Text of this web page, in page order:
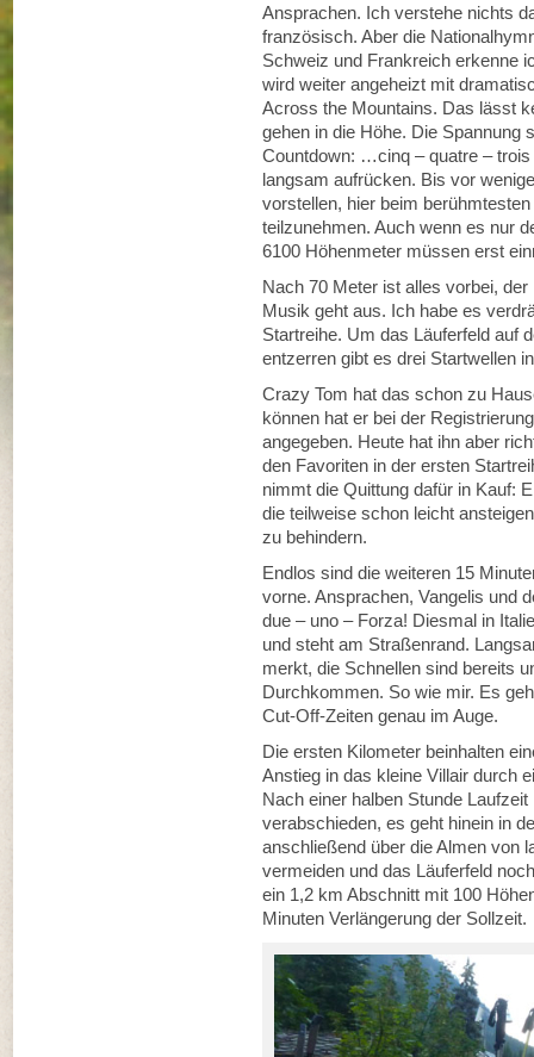
Ansprachen. Ich verstehe nichts
französisch. Aber die
Schweiz und Frankreich erkenne
wird weiter angeheizt mit
Across the Mountains. Das lässt
gehen in die Höhe. Die Spannung
Countdown: …cinq – quatre – trois
langsam aufrücken. Bis vor
vorstellen, hier beim
teilzunehmen. Auch wenn es nur
6100 Höhenmeter müssen erst
Nach 70 Meter ist alles vorbei,
Musik geht aus. Ich habe es
Startreihe. Um das Läuferfeld auf
entzerren gibt es drei Startwellen
Crazy Tom hat das schon zu
können hat er bei der
angegeben. Heute hat ihn aber
den Favoriten in der ersten
nimmt die Quittung dafür in Kauf:
die teilweise schon leicht
zu behindern.
Endlos sind die weiteren 15
vorne. Ansprachen, Vangelis und
due – uno – Forza! Diesmal in
und steht am Straßenrand.
merkt, die Schnellen sind bereits
Durchkommen. So wie mir. Es
Cut-Off-Zeiten genau im Auge.
Die ersten Kilometer beinhalten
Anstieg in das kleine Villair durch
Nach einer halben Stunde
verabschieden, es geht hinein in
anschließend über die Almen von
vermeiden und das Läuferfeld
ein 1,2 km Abschnitt mit 100
Minuten Verlängerung der Sollzeit.